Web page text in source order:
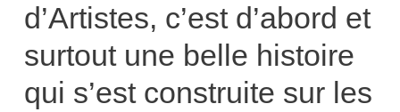
d’Artistes, c’est d’abord et
surtout une belle histoire
qui s’est construite sur les